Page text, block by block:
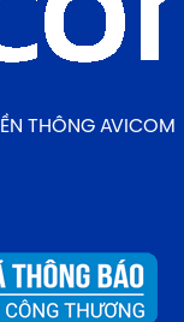
THÔNG AVICOM